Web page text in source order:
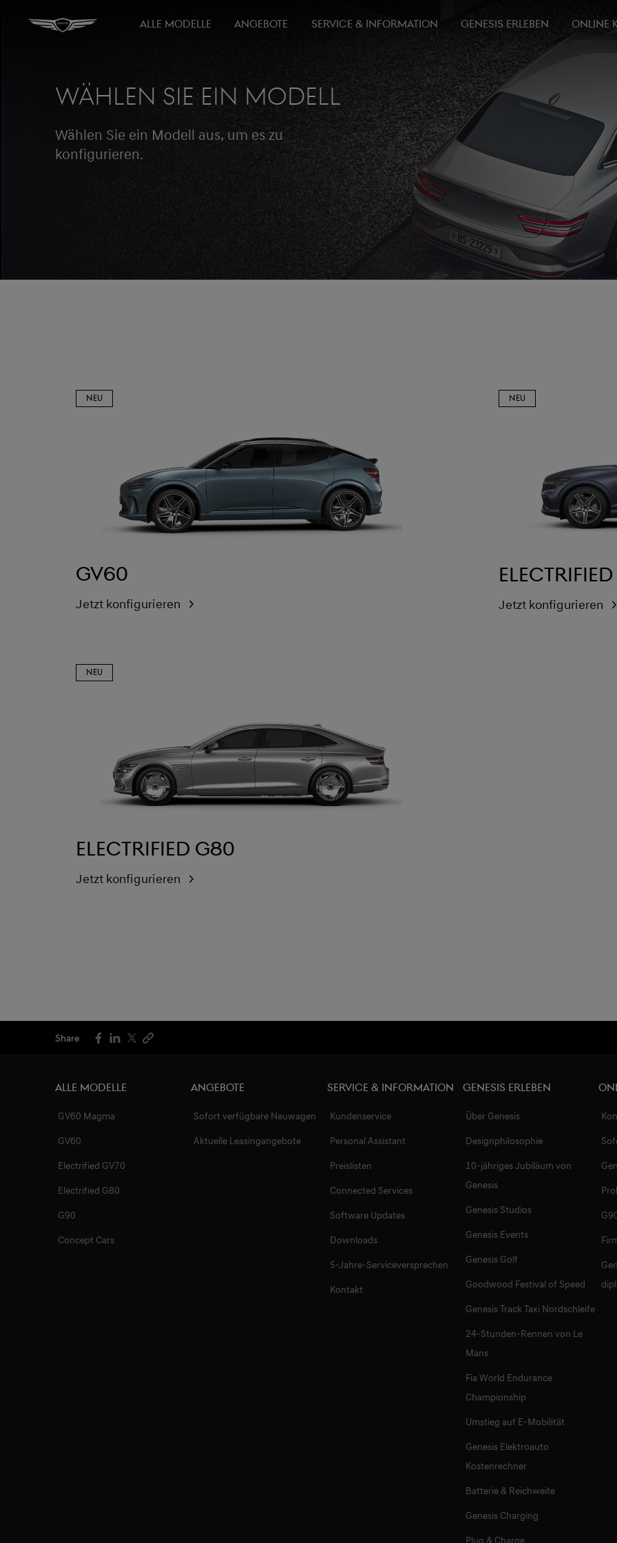
ALLE MODELLE ANGEBOTE SERVICE & INFORMATION GENESIS ERLEBEN ONLINE
WÄHLEN SIE EIN MODELL
Wählen Sie ein Modell aus, um es zu
konfigurieren.
NEU
GV60
Jetzt konfigurieren
NEU
Electrified
Jetzt konfigurieren
NEU
Electrified G80
Jetzt konfigurieren
Share
Alle Modelle
GV60 Magma
GV60
Electrified GV70
Electrified G80
G90
Concept Cars
Angebote
Sofort verfügbare Neuwagen
Aktuelle Leasingangebote
Service & Information
Kundenservice
Personal Assistant
Preislisten
Connected Services
Software Updates
Downloads
5-Jahre-Serviceversprechen
Kontakt
Genesis Erleben
Über Genesis
Designphilosophie
10-jähriges Jubiläum von
Genesis
Genesis Studios
Genesis Events
Genesis Golf
Goodwood Festival of Speed
Genesis Track Taxi Nordschleife
24-Stunden-Rennen von Le
Mans
Fia World Endurance
Championship
Umstieg auf E-Mobilität
Genesis Elektroauto
Kostenrechner
Batterie & Reichweite
Genesis Charging